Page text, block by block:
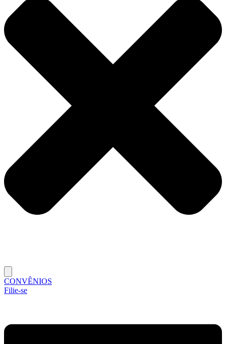
CONVÊNIOS
Filie-se